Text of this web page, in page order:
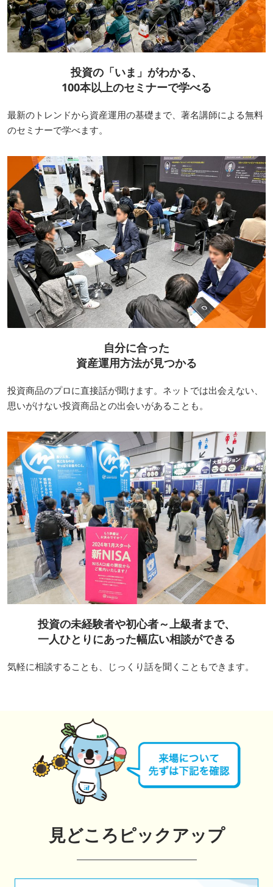
投資の「いま」がわかる、
100本以上のセミナーで学べる
最新のトレンドから資産運用の基礎まで、著名講師による無料
のセミナーで学べます。
自分に合った
資産運用方法が見つかる
投資商品のプロに直接話が聞けます。ネットでは出会えない、
思いがけない投資商品との出会いがあることも。
投資の未経験者や初心者～上級者まで、
一人ひとりにあった幅広い相談ができる
気軽に相談することも、じっくり話を聞くこともできます。
見どころピックアップ